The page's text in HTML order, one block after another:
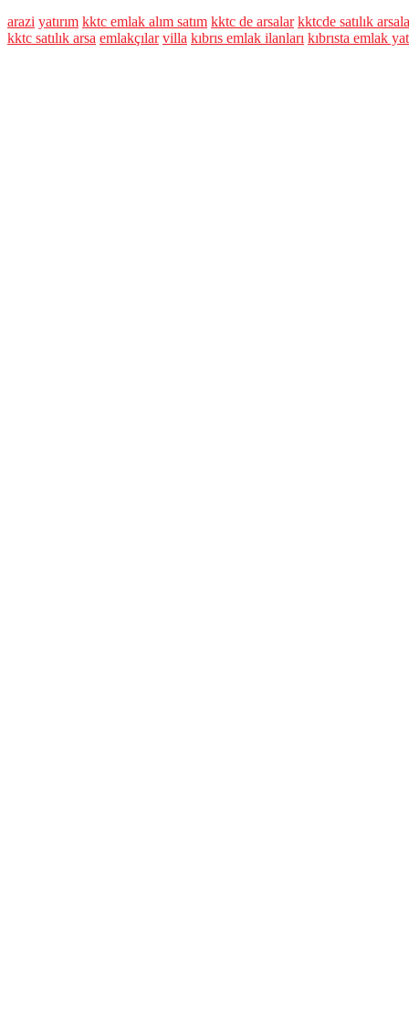
arazi yatırım kktc emlak alım satım kktc de arsalar kktcde satılık
kktc satılık arsa emlakçılar villa kıbrıs emlak ilanları kıbrısta emlak